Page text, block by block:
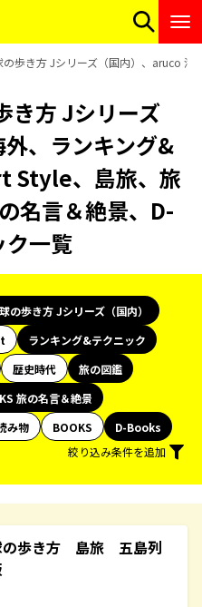
歩き方 Jシリーズ（国内）、aruco
き方 Jシリーズ
外、ランキング&
Style、島旅、旅
名言＆絶景、D-
一覧
の歩き方 Jシリーズ（国内）
ランキング&テクニック
歴史時代
旅の図鑑
旅の名言＆絶景
み物 BOOKS
D-Books
絞り込み条件を追加
歩き方 島旅 五島列